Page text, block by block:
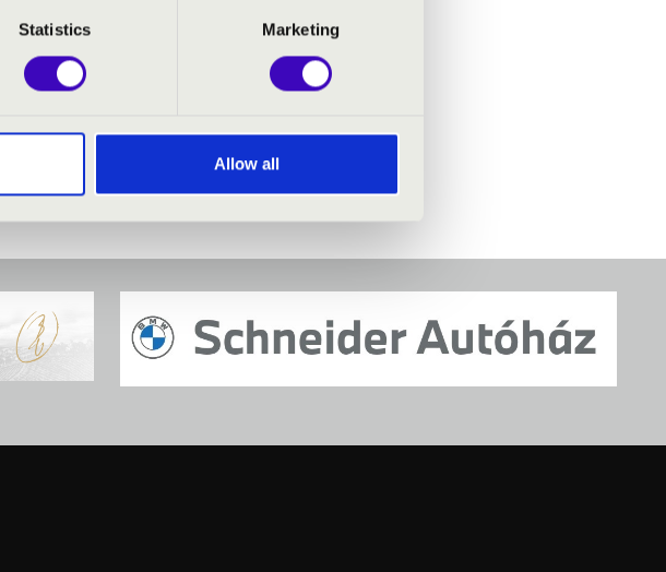
Statistics Marketing
Allow all